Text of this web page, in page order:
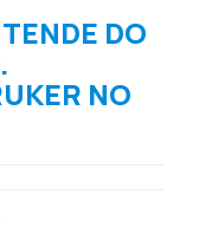
DO
NO